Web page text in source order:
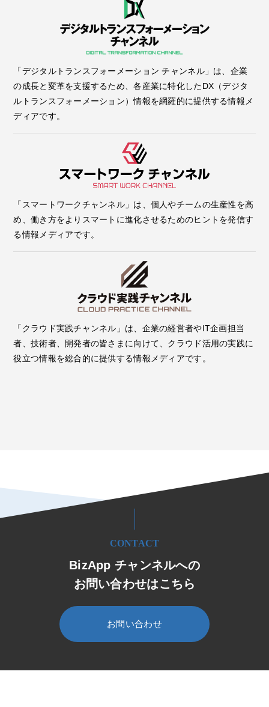
「デジタルトランスフォーメーション チャンネル」は、企業
の成長と変革を支援するため、各産業に特化したDX（デジタ
ルトランスフォーメーション）情報を網羅的に提供する情報メ
ディアです。
「スマートワークチャンネル」は、個人やチームの生産性を高
め、働き方をよりスマートに進化させるためのヒントを発信す
る情報メディアです。
「クラウド実践チャンネル」は、企業の経営者やIT企画担当
者、技術者、開発者の皆さまに向けて、クラウド活用の実践に
役立つ情報を総合的に提供する情報メディアです。
CONTACT
BizApp チャンネルへの
お問い合わせはこちら
お問い合わせ